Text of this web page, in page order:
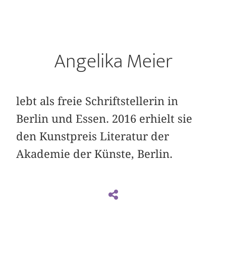
Angelika Meier
lebt als freie Schriftstellerin in
Berlin und Essen. 2016 erhielt sie
den Kunstpreis Literatur der
Akademie der Künste, Berlin.